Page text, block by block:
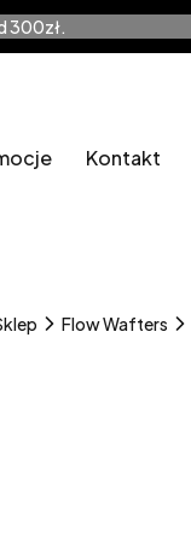
300zł.
Kontakt
Flow Wafters